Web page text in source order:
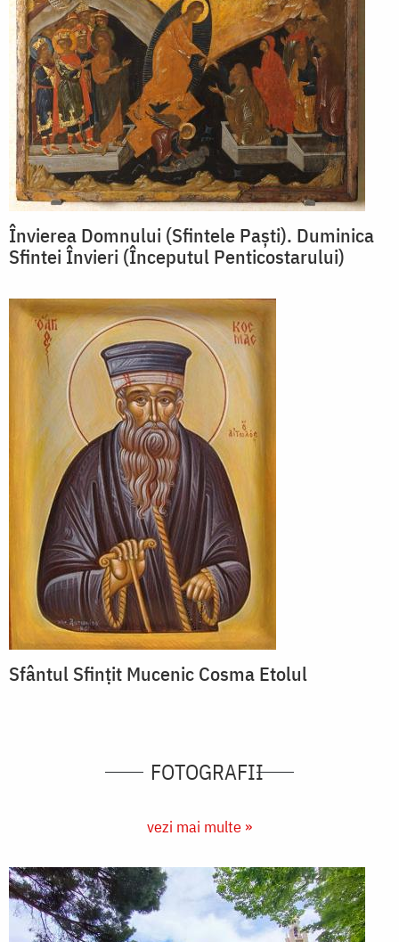
Învierea Domnului (Sfintele Paști). Duminica
Sfintei Învieri (Începutul Penticostarului)
Sfântul Sfințit Mucenic Cosma Etolul
FOTOGRAFII
vezi mai multe »